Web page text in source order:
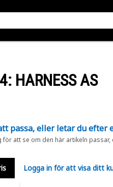
: HARNESS AS
passa, eller letar du efter
för att se om den här artikeln
Logga in för att visa ditt